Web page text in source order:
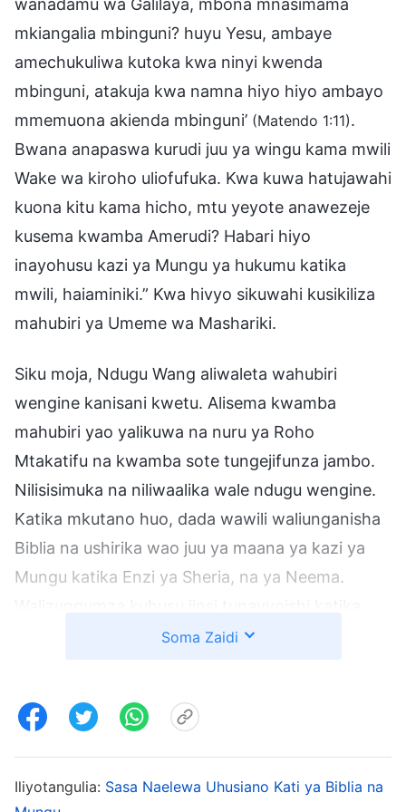
mkiangalia mbinguni? huyu Yesu, ambaye
amechukuliwa kutoka kwa ninyi kwenda
mbinguni, atakuja kwa namna hiyo hiyo ambayo
mmemuona akienda mbinguni’ (Matendo 1:11).
Bwana anapaswa kurudi juu ya wingu kama mwili
Wake wa kiroho uliofufuka. Kwa kuwa hatujawahi
kuona kitu kama hicho, mtu yeyote anawezeje
kusema kwamba Amerudi? Habari hiyo
inayohusu kazi ya Mungu ya hukumu katika
mwili, haiaminiki.” Kwa hivyo sikuwahi kusikiliza
mahubiri ya Umeme wa Mashariki.
Siku moja, Ndugu Wang aliwaleta wahubiri
wengine kanisani kwetu. Alisema kwamba
mahubiri yao yalikuwa na nuru ya Roho
Mtakatifu na kwamba sote tungejifunza jambo.
Nilisisimuka na niliwaalika wale ndugu wengine.
Katika mkutano huo, dada wawili waliunganisha
Biblia na ushirika wao juu ya maana ya kazi ya
Mungu katika Enzi ya Sheria, na ya Neema.
mzunguko mwovu wa kufanya dhambi na kukiri,
atatuhukumu na kututakasa Atakaporudi katika
Hivyo ndivyo tutavyokombolewa toka katika
Soma Zaidi
Iliyotangulia: Sasa Naelewa Uhusiano Kati ya Biblia na